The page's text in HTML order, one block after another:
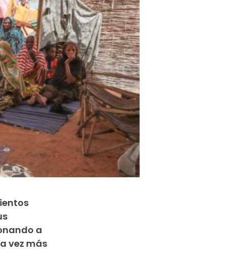
a
vez más